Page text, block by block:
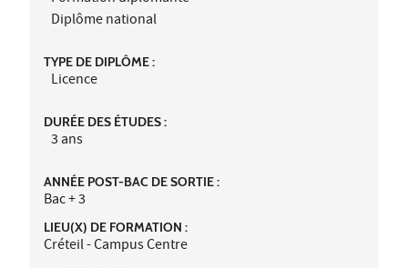
Diplôme national
TYPE DE DIPLÔME :
Licence
DURÉE DES ÉTUDES :
3 ans
ANNÉE POST-BAC DE SORTIE :
Bac + 3
LIEU(X) DE FORMATION :
Créteil - Campus Centre